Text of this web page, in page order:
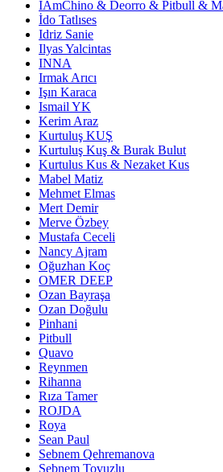
IAmChino & Deorro & Pitbull &
İdo Tatlıses
Idriz Sanie
Ilyas Yalcintas
INNA
Irmak Arıcı
Işın Karaca
Ismail YK
Kerim Araz
Kurtuluş KUŞ
Kurtuluş Kuş & Burak Bulut
Kurtulus Kus & Nezaket Kus
Mabel Matiz
Mehmet Elmas
Mert Demir
Merve Özbey
Mustafa Ceceli
Nancy Ajram
Oğuzhan Koç
OMER DEEP
Ozan Bayraşa
Ozan Doğulu
Pinhani
Pitbull
Quavo
Reynmen
Rihanna
Rıza Tamer
ROJDA
Roya
Sean Paul
Sebnem Qehremanova
Sebnem Tovuzlu